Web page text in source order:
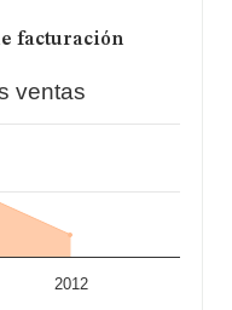
facturación
ventas
2012